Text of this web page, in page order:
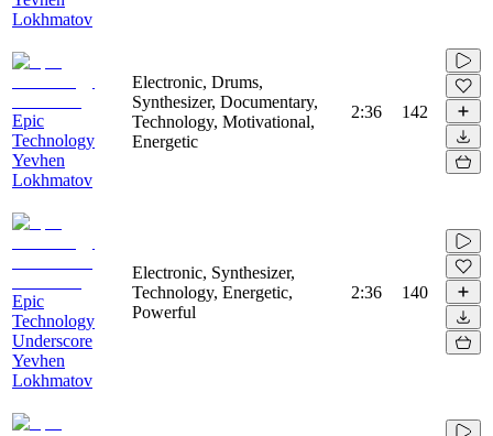
Lokhmatov
Epic
Technology
Yevhen
Lokhmatov
Electronic, Drums,
Synthesizer, Documentary,
Technology, Motivational,
Energetic
2:36 142
Epic
Technology
Underscore
Yevhen
Lokhmatov
Electronic, Synthesizer,
Technology, Energetic,
Powerful
2:36 140